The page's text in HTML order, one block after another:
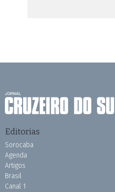
Editorias
Sorocaba
Agenda
Artigos
Brasil
Canal 1